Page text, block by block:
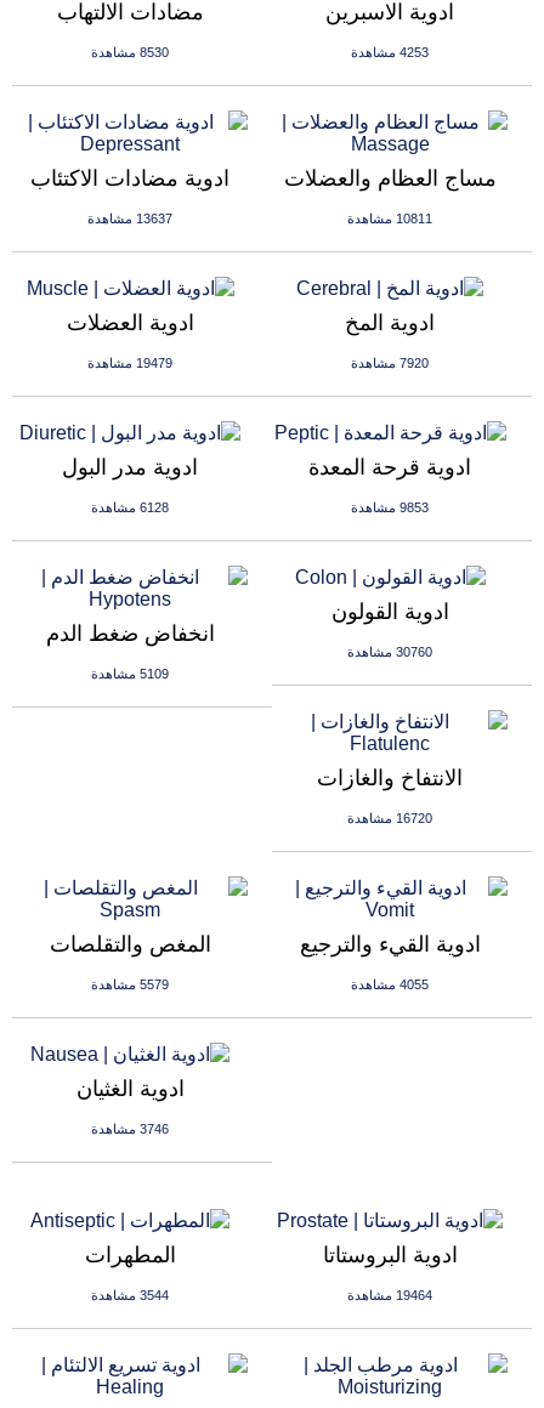
مضادات الالتهاب
8530 مشاهدة
ادوية الاسبرين
4253 مشاهدة
ادوية مضادات الاكتئاب
13637 مشاهدة
مساج العظام والعضلات
10811 مشاهدة
ادوية العضلات
19479 مشاهدة
ادوية المخ
7920 مشاهدة
ادوية مدر البول
6128 مشاهدة
ادوية قرحة المعدة
9853 مشاهدة
انخفاض ضغط الدم
5109 مشاهدة
ادوية القولون
30760 مشاهدة
الانتفاخ والغازات
16720 مشاهدة
المغص والتقلصات
5579 مشاهدة
ادوية القيء والترجيع
4055 مشاهدة
ادوية الغثيان
3746 مشاهدة
المطهرات
3544 مشاهدة
ادوية البروستاتا
19464 مشاهدة